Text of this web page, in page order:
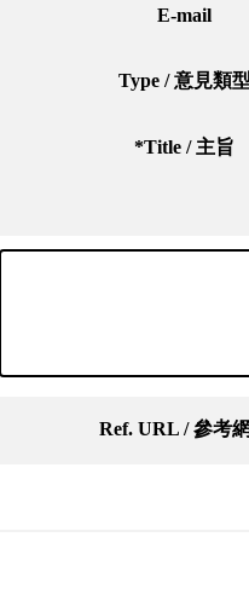
E-mail
Type / 意見類型
*Title / 主旨
Ref. URL / 參考